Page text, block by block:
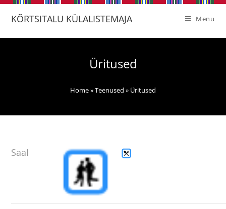
KÕRTSITALU KÜLALISTEMAJA Menu
Üritused
Home»Teenused » Üritused
Saal